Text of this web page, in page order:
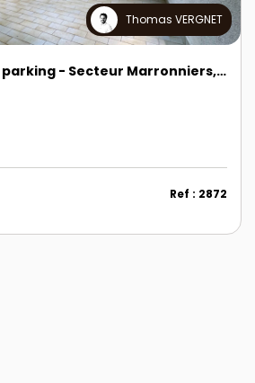
Thomas VERGNET
Studio 15 m² avec parking - Secteur Marronniers, Nîmes
Ref : 2872